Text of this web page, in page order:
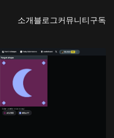
소개블로그커뮤니티구독